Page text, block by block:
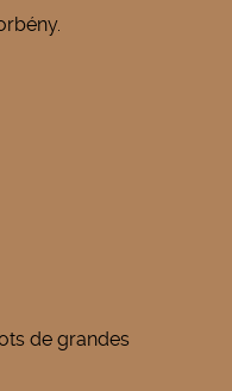
de grandes